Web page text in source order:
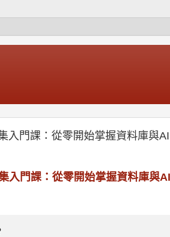
入門課：從零開始掌握資料庫與AI
入門課：從零開始掌握資料庫與AI